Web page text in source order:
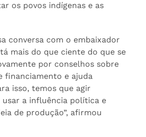
os povos indígenas e as
conversa com o embaixador
mais do que ciente do que se
por conselhos sobre
financiamento e ajuda
isso, temos que agir
usar a influência política e
de produção”, afirmou